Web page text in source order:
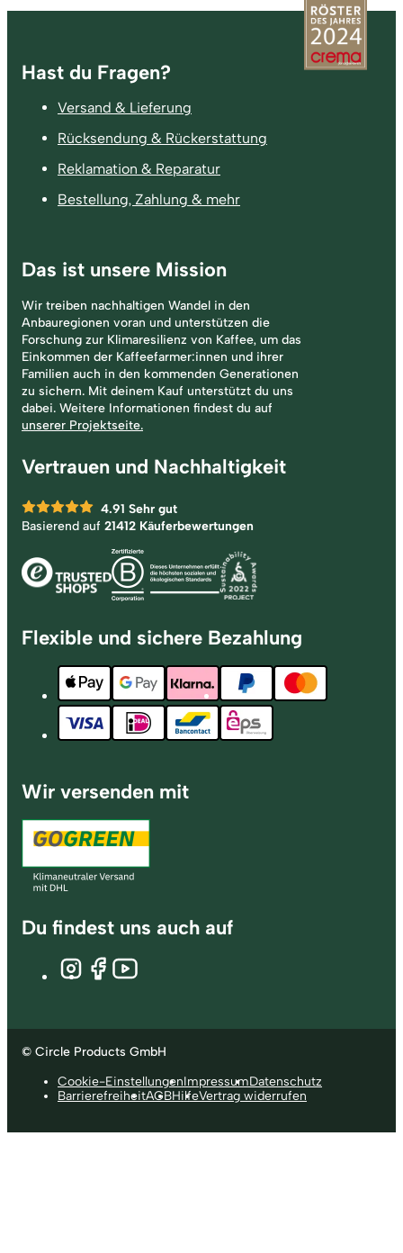
Fußzeile
Hast du Fragen?
Versand & Lieferung
Rücksendung & Rückerstattung
Reklamation & Reparatur
Bestellung, Zahlung & mehr
Das ist unsere Mission
Wir treiben nachhaltigen Wandel in den
Anbauregionen voran und unterstützen die
Forschung zur Klimaresilienz von Kaffee, um das
Einkommen der Kaffeefarmer:innen und ihrer
Familien auch in den kommenden Generationen
zu sichern. Mit deinem Kauf unterstützt du uns
dabei. Weitere Informationen findest du auf
unserer Projektseite.
Vertrauen und Nachhaltigkeit
4.91 Sehr gut
Basierend auf 21412 Käuferbewertungen
Flexible und sichere Bezahlung
Wir versenden mit
Du findest uns auch auf
© Circle Products GmbH
Cookie-EinstellungenImpressumDatenschutz
BarrierefreiheitAGBHilfeVertrag widerrufen